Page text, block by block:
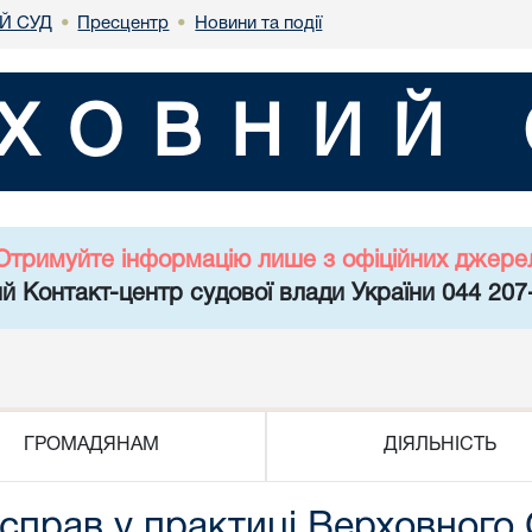
СУД • Пресцентр • Новини та події
інформацію лише з офіційних
Контакт-центр судової влади України 044
ГРОМАДЯНАМ ДІЯЛЬНІСТЬ